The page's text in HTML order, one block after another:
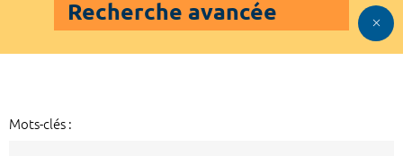
Recherche avancée
Mots-clés :